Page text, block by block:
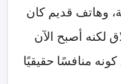
وهاتف قديم كان
لكنه أصبح الآن
منافسًا حقيقيًا